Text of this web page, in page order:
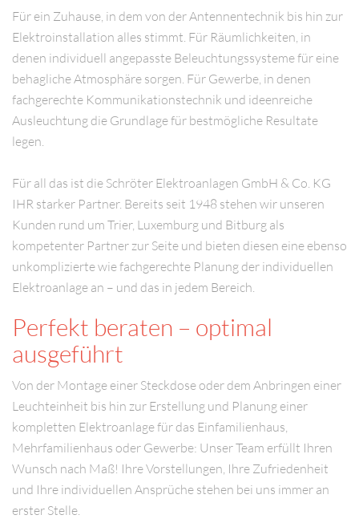
Für ein Zuhause, in dem von der Antennentechnik bis hin zur
Elektroinstallation alles stimmt. Für Räumlichkeiten, in
denen individuell angepasste Beleuchtungssysteme für eine
behagliche Atmosphäre sorgen. Für Gewerbe, in denen
fachgerechte Kommunikationstechnik und ideenreiche
Ausleuchtung die Grundlage für bestmögliche Resultate
legen.
Für all das ist die Schröter Elektroanlagen GmbH & Co. KG
IHR starker Partner. Bereits seit 1948 stehen wir unseren
Kunden rund um Trier, Luxemburg und Bitburg als
kompetenter Partner zur Seite und bieten diesen eine ebenso
unkomplizierte wie fachgerechte Planung der individuellen
Elektroanlage an – und das in jedem Bereich.
Perfekt beraten – optimal
ausgeführt
Von der Montage einer Steckdose oder dem Anbringen einer
Leuchteinheit bis hin zur Erstellung und Planung einer
kompletten Elektroanlage für das Einfamilienhaus,
Mehrfamilienhaus oder Gewerbe: Unser Team erfüllt Ihren
Wunsch nach Maß! Ihre Vorstellungen, Ihre Zufriedenheit
und Ihre individuellen Ansprüche stehen bei uns immer an
erster Stelle.